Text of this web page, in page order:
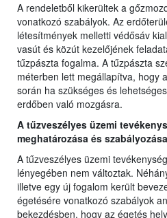
A rendeletből kikerültek a
vonatkozó szabályok. Az
létesítmények melletti védősáv
vasút és közút kezelőjének
tűzpászta fogalma. A tűzpászta
méterben lett megállapítva, hogy
során ha szükséges és
erdőben való mozgásra.
A tűzveszélyes üzemi
meghatározása és szabályozása
A tűzveszélyes üzemi
lényegében nem változtak.
illetve egy új fogalom került
égetésére vonatkozó szabályok
bekezdésben, hogy az égetés